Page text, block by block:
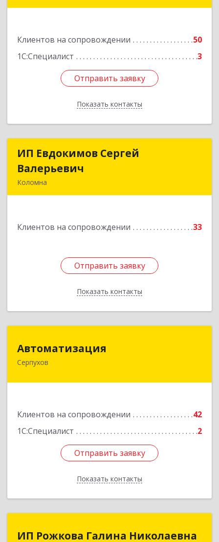
Клиентов на сопровождении
50
1С:Специалист
3
Отправить заявку
Показать контакты
Отправить заявку
Назад
ИП Евдокимов Сергей
Валерьевич
Коломна
Клиентов на сопровождении 33
Отправить заявку
Показать контакты
ИП Евдокимов Сергей
Подробнее
Отправить заявку
Назад
Автоматизация
Серпухов
Клиентов на сопровождении
42
1С:Специалист
2
Отправить заявку
Показать контакты
Отправить заявку
Назад
ИП Рожкова Галина Николаевна